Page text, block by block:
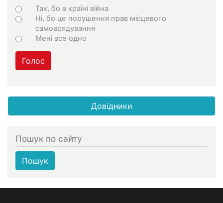
Choices
Так, бо в країні війна
Ні, бо це порушення прав місцевого
самоврядування
Мені все одно
Голос
Довідники
Пошук по сайту
Пошук